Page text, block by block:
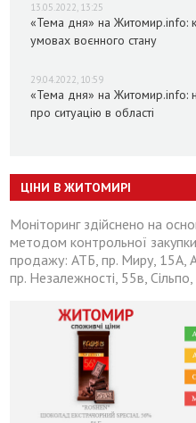
13.05.2022, 13:25
«Тема дня» на Житомир.info:
умовах воєнного стану
29.04.2022, 10:59
«Тема дня» на Житомир.info:
про ситуацію в області
ЦІНИ В ЖИТОМИРІ
Моніторинг здійснено на
методом контрольної
продажу: АТБ, пр. Миру, 15А,
пр. Незалежності, 55в,